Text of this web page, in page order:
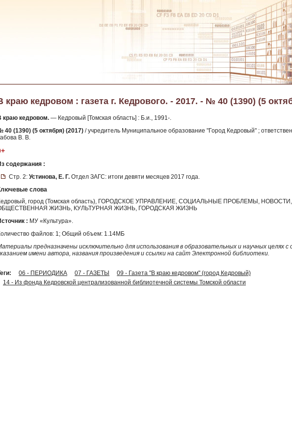
краю кедровом : газета г. Кедрового. - 2017. - № 40 (1390) (5
краю кедровом. — Кедровый [Томская область] : Б.и., 1991-.
40 (1390) (5 октября) (2017) / учредитель Муниципальное образование "Город Кедровый" ;
В. В.
содержания :
Стр. 2: Устинова, Е. Г. Отдел ЗАГС: итоги девяти месяцев 2017 года.
слова
город (Томская область), ГОРОДСКОЕ УПРАВЛЕНИЕ, СОЦИАЛЬНЫЕ ПРОБЛЕМЫ,
ЖИЗНЬ, КУЛЬТУРНАЯ ЖИЗНЬ, ГОРОДСКАЯ ЖИЗНЬ
: МУ «Культура».
файлов: 1; Общий объем: 1.14МБ
предназначены исключительно для использования в образовательных и научных целях
имени автора, названия произведения и ссылки на сайт Электронной библиотеки.
06 - ПЕРИОДИКА 07 - ГАЗЕТЫ
09 - Газета "В краю кедровом" (город Кедровый)
14 - Из фонда Кедровской централизованной библиотечной системы Томской области